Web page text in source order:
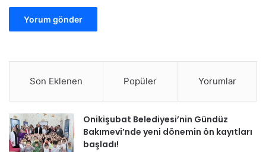
Son Eklenen Popüler Yorumlar
Onikişubat Belediyesi’nin Gündüz
Bakımevi’nde yeni dönemin ön kayıtları
başladı!